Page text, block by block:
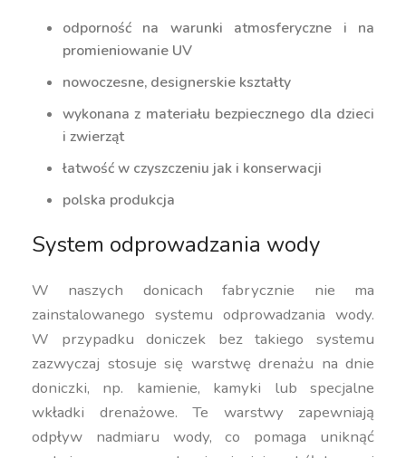
odporność na warunki atmosferyczne i na
promieniowanie UV
nowoczesne, designerskie kształty
wykonana z materiału bezpiecznego dla dzieci
i zwierząt
łatwość w czyszczeniu jak i konserwacji
polska produkcja
System odprowadzania wody
W naszych donicach fabrycznie nie ma
zainstalowanego systemu odprowadzania wody.
W przypadku doniczek bez takiego systemu
zazwyczaj stosuje się warstwę drenażu na dnie
doniczki, np. kamienie, kamyki lub specjalne
wkładki drenażowe. Te warstwy zapewniają
odpływ nadmiaru wody, co pomaga uniknąć